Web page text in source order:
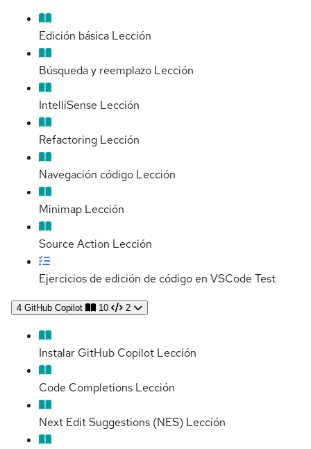
Edición básica Lección
Búsqueda y reemplazo Lección
IntelliSense Lección
Refactoring Lección
Navegación código Lección
Minimap Lección
Source Action Lección
Ejercicios de edición de código en VSCode Test
4 GitHub Copilot 10 2
Instalar GitHub Copilot Lección
Code Completions Lección
Next Edit Suggestions (NES) Lección